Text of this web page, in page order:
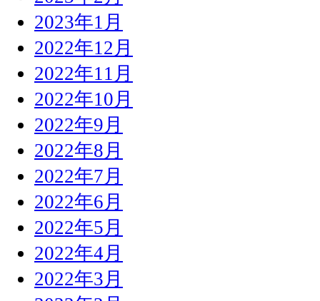
2023年1月
2022年12月
2022年11月
2022年10月
2022年9月
2022年8月
2022年7月
2022年6月
2022年5月
2022年4月
2022年3月